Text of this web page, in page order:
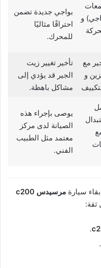
و
بواجي جديدة تضمن
احتراقًا مثاليًا
للمحرك.
مع
و
تأخير تغيير زيت
الجير قد يؤدي إلى
مشاكل باهظة.
يوصى بإجراء هذه
الصيانة لدى مركز
معتمد مثل الطبيب
الفني.
سيارة مرسيدس c200
ثقة:
.